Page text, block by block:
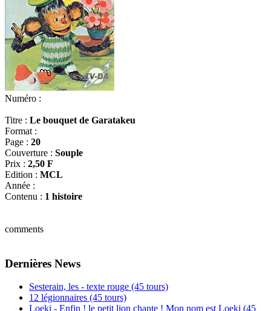
Numéro :
Titre : Le bouquet de Garatakeu
Format :
Page : 20
Couverture : Souple
Prix : 2,50 F
Edition : MCL
Année :
Contenu : 1 histoire
comments
Dernières News
Sesterain, les - texte rouge (45 tours)
12 légionnaires (45 tours)
Loeki - Enfin ! le petit lion chante ! Mon nom est Loeki (45